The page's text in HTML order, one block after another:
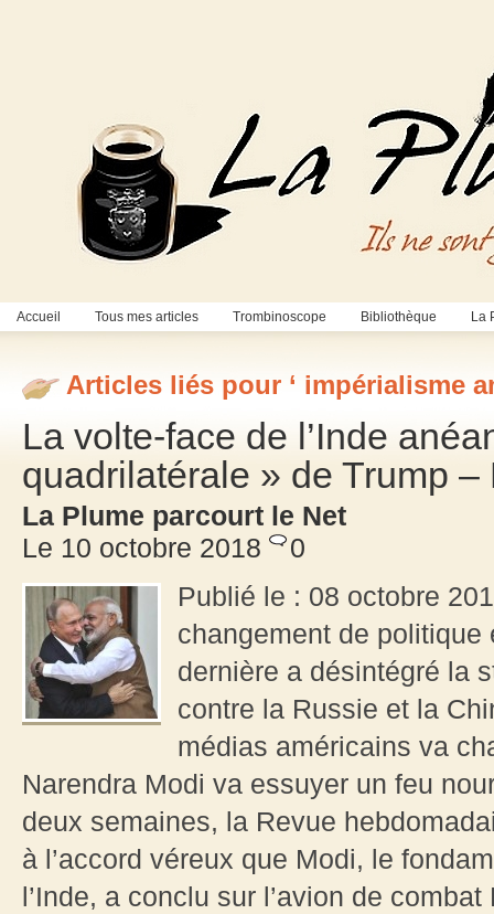
Accueil Tous mes articles Trombinoscope Bibliothèque La
Articles liés pour ‘ impérialisme
La volte-face de l’Inde
quadrilatérale » de Trump
La Plume parcourt le Net
Le 10 octobre 2018
0
Publié le : 08 octobre
changement de politique
dernière a désintégré la
contre la Russie et la
médias américains va
Narendra Modi va essuyer un feu
deux semaines, la Revue
à l’accord véreux que Modi, le
l’Inde, a conclu sur l’avion de